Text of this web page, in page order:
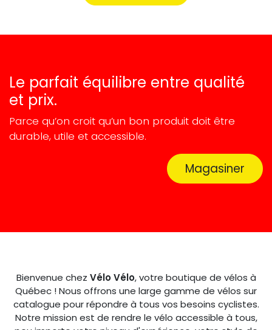
Le parfait équilibre entre qualité
et prix.
Parce qu’on croit qu’un bon produit doit être
durable, utile et accessible.
Magasiner
Bienvenue chez Vélo Vélo, votre boutique de vélos à
Québec ! Nous offrons une large gamme de vélos sur
catalogue pour répondre à tous vos besoins cyclistes.
Notre mission est de rendre le vélo accessible à tous,